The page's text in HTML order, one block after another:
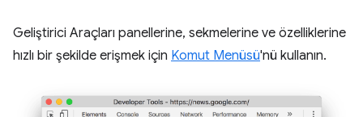
Geliştirici Araçları panellerine, sekmelerine ve özelliklerine
hızlı bir şekilde erişmek için Komut Menüsü'nü kullanın.